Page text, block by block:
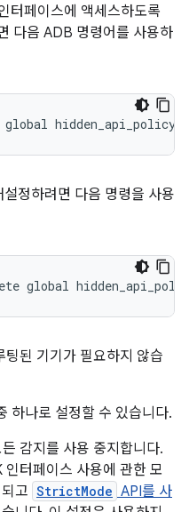
터페이스에 액세스하도록
다음 ADB 명령어를 사용하
정하려면 다음 명령을 사용
된 기기가 필요하지 않습
하나로 설정할 수 있습니다.
감지를 사용 중지합니다.
터페이스 사용에 관한 모
고 StrictMode API를 사